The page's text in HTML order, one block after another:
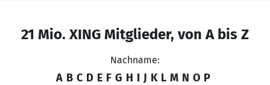
21 Mio. XING Mitglieder, von A bis Z
Nachname:
A B C D E F G H I J K L M N O P